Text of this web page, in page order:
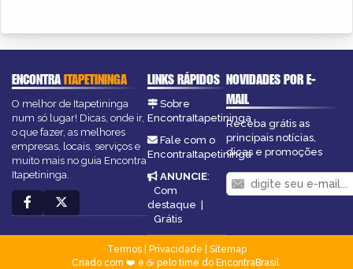
ENCONTRAITAPETININGA
O melhor de Itapetininga
num só lugar! Dicas, onde ir,
o que fazer, as melhores
empresas, locais, serviços e
muito mais no guia Encontra
Itapetininga.
LINKS RÁPIDOS
Sobre
EncontraItapetininga
Fale com o
EncontraItapetininga
ANUNCIE:
Com
destaque |
Grátis
NOVIDADES POR E-
MAIL
Receba grátis as
principais notícias,
dicas e promoções
Termos| Privacidade
Sitemap
Criado com ❤️ e ☕ pelo time do EncontraBrasil